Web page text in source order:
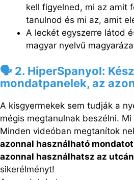
kell figyelned, mi az amit
tanulnod és mi az, amit
A leckét egyszerre látod
magyar nyelvű
🗣️ 2. HiperSpanyol:
mondatpanelek, az
A kisgyermekek sem tudják a
mégis megtanulnak beszélni.
Minden videóban megtanítok
azonnal használható
azonnal használhatsz az utcán
sikerélményt!